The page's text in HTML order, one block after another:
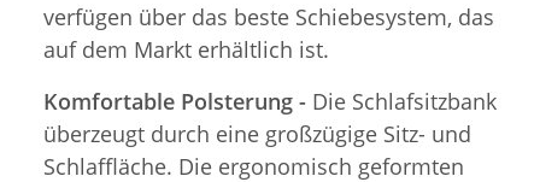
verfügen über das beste Schiebesystem, das
auf dem Markt erhältlich ist.
Komfortable Polsterung - Die Schlafsitzbank
überzeugt durch eine großzügige Sitz- und
Schlaffläche. Die ergonomisch geformten